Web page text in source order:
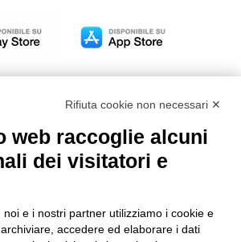
gestione e controllo – D. lgs.
231/2001
di vendita DKC Power Solutions
Rifiuta cookie non necessari ✕
web raccoglie alcuni
dei visitatori e
e i nostri partner utilizziamo i cookie e
accedere ed elaborare i dati